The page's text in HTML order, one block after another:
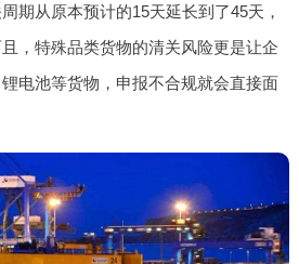
期从原本预计的15天延长到了45天，
，特殊品类货物的清关风险更是让企
电池等货物，申报不合规就会直接面